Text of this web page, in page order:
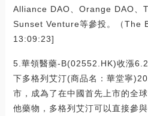
Alliance DAO、Orange DAO、
Sunset Venture等參投。（The
13:09:23]
5.華領醫藥-B(02552.HK)收漲
下多格列艾汀(商品名：華堂寧
市，成為了在中國首先上市的全
他藥物，多格列艾汀可以直接參